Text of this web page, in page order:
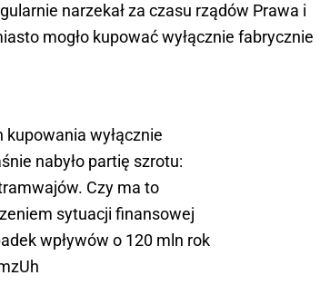
narzekał za czasu rządów Prawa i
mogło kupować wyłącznie fabrycznie
wyłącznie
nabyło partię szrotu:
Czy ma to
sytuacji finansowej
wpływów o 120 mln rok